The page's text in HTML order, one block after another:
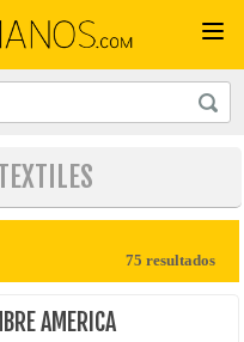
75 resultados
AMERICA